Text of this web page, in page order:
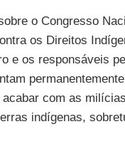
o Congresso
os Direitos
e os responsáveis
com as
indígenas,